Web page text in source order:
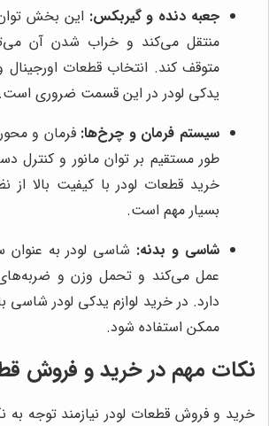
جعبه دنده و گیربکس: این بخش
منتقل می‌کند و خراب شدن آن
متوقف کند. انتخاب قطعات اورجینال
یدکی لودر در این قسمت ضروری است.
سیستم فرمان و چرخ‌ها: فرمان و
طور مستقیم بر توان مانور و کنترل
خرید قطعات لودر با کیفیت بالا از
بسیار مهم است.
شاسی و بدنه: شاسی لودر به عنوان
عمل می‌کند و تحمل وزن و
دارد. در خرید لوازم یدکی لودر شاسی
ممکن استفاده شود.
نکات مهم در خرید و فروش
خرید و فروش قطعات لودر نیازمند توجه